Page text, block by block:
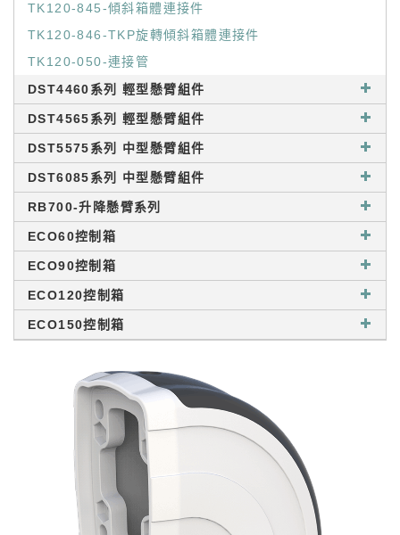
TK120-845-傾斜箱體連接件
TK120-846-TKP旋轉傾斜箱體連接件
TK120-050-連接管
DST4460系列 輕型懸臂組件
DST4565系列 輕型懸臂組件
DST5575系列 中型懸臂組件
DST6085系列 中型懸臂組件
RB700-升降懸臂系列
ECO60控制箱
ECO90控制箱
ECO120控制箱
ECO150控制箱